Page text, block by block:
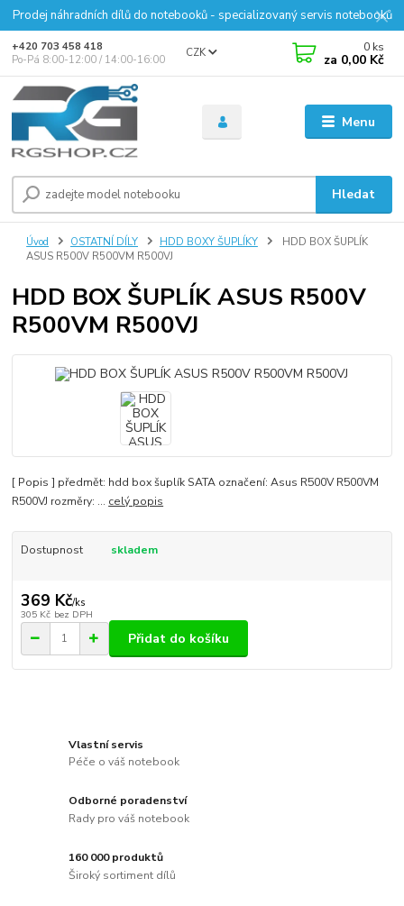
Prodej náhradních dílů do notebooků - specializovaný servis notebooků
Menu
CZK
Hledat
+420 703 458 418
Po-Pá 8:00-12:00 / 14:00-16:00
0 ks
za 0,00 Kč
Úvod OSTATNÍ DÍLY HDD BOXY ŠUPLÍKY
HDD BOX ŠUPLÍK
ASUS R500V R500VM R500VJ
HDD BOX ŠUPLÍK ASUS R500V
R500VM R500VJ
[ Popis ] předmět: hdd box šuplík SATA označení: Asus R500V R500VM
R500VJ rozměry: ... celý popis
Dostupnost skladem
369 Kč/ks
305 Kč bez DPH
Přidat do košíku
Vlastní servis
Péče o váš notebook
Odborné poradenství
Rady pro váš notebook
160 000 produktů
Široký sortiment dílů